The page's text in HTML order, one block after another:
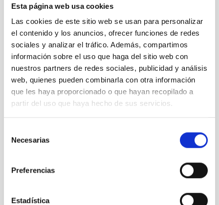
Esta página web usa cookies
Las cookies de este sitio web se usan para personalizar
el contenido y los anuncios, ofrecer funciones de redes
sociales y analizar el tráfico. Además, compartimos
información sobre el uso que haga del sitio web con
nuestros partners de redes sociales, publicidad y análisis
web, quienes pueden combinarla con otra información
que les haya proporcionado o que hayan recopilado a
partir del uso que haya hecho de sus servicios.
Necesarias
Preferencias
Estadística
Noviembre 2025(1)
Octubre 2025(3)
Agosto 2025(2)
Julio 2025 (1)
Junio 2025(1)
Abril 2025(1)
Marzo 2025(2)
Febrero 2025(1)
Octubre 2024 (1)
Julio 2024
Junio 2024
Abril 2024(2)
Octubre 2022